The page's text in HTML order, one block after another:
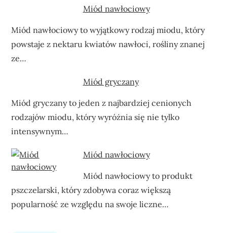
Miód nawłociowy
Miód nawłociowy to wyjątkowy rodzaj miodu, który
powstaje z nektaru kwiatów nawłoci, rośliny znanej
ze…
Miód gryczany
Miód gryczany to jeden z najbardziej cenionych
rodzajów miodu, który wyróżnia się nie tylko
intensywnym…
Miód nawłociowy
Miód nawłociowy to produkt
pszczelarski, który zdobywa coraz większą
popularność ze względu na swoje liczne…